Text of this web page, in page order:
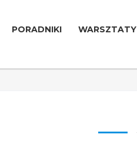
PORADNIKI WARSZTATY